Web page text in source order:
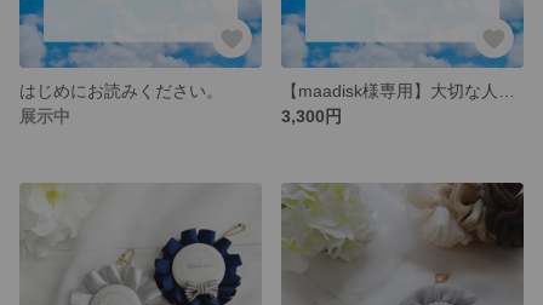
はじめにお読みください。
展示中
3,300円